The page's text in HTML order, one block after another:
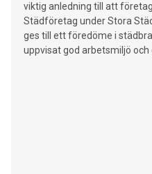
viktig anledning till att
Städföretag under Stora
ges till ett föredöme i
uppvisat god arbetsmiljö